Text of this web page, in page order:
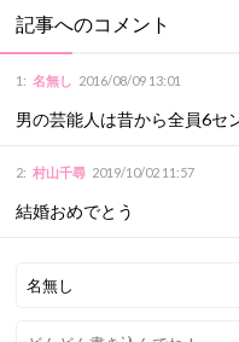
記事へのコメント
1 : 名無し 2016/08/09 13:01
男の芸能人は昔から全員6セ
2: 村山千尋 2019/10/02 11:57
結婚おめでとう